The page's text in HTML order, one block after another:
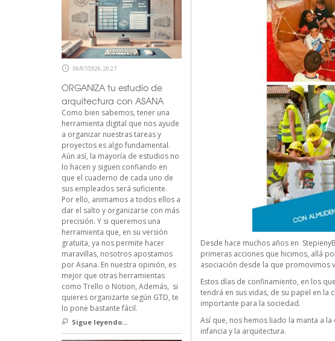
Desde hace muchos años en
primeras acciones que hicimos, allá
asociación desde la que promovimos
Estos días de confinamiento, en los
tendrá en sus vidas, de su papel en la
importante para la sociedad.
Así que, nos hemos liado la manta a
infancia y la arquitectura.
09/07/2026, 20:27
ORGANIZA tu estudio de
arquitectura con ASANA
Como bien sabemos, tener una
herramienta digital que nos ayude
a organizar nuestras tareas y
proyectos es algo fundamental.
Aún así, la mayoría de estudios no
lo hacen y siguen confiando en
que el cuaderno de cada uno de
sus empleados será suficiente.
Por ello, animamos a todos ellos a
dar el salto y organizarse con más
precisión. Y si queremos una
herramienta que, en su versión
gratuita, ya nos permite hacer
maravillas, nosotros apostamos
por Asana. En nuestra opinión, es
mejor que otras herramientas
como Trello o Notion, Además, si
quieres organizarte según GTD, te
lo pone bastante fácil.
Sigue leyendo...